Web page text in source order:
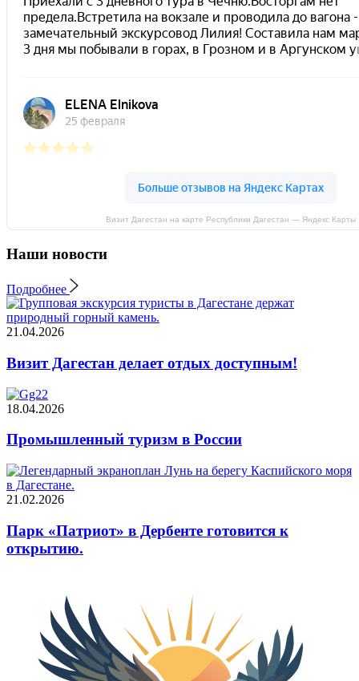
Визит Дагестан на карте Республики Дагестан — Яндекс Карты
Наши новости
Подробнее
21.04.2026
Визит Дагестан делает отдых доступным!
18.04.2026
Промышленный туризм в России
21.02.2026
Парк «Патриот» в Дербенте готовится к
открытию.